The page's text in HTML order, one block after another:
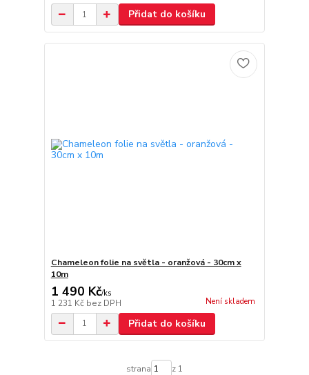
Přidat do košíku
Chameleon folie na světla - oranžová - 30cm x
10m
1 490 Kč/ks
1 231 Kč bez DPH Není skladem
Přidat do košíku
strana z 1